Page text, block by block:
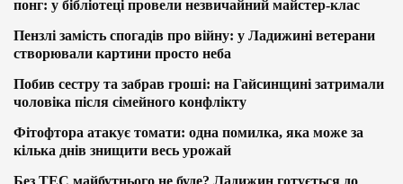
понг: у бібліотеці провели незвичайний майстер-клас
Пензлі замість спогадів про війну: у Ладижині ветерани
створювали картини просто неба
Побив сестру та забрав гроші: на Гайсинщині затримали
чоловіка після сімейного конфлікту
Фітофтора атакує томати: одна помилка, яка може за
кілька днів знищити весь урожай
Без ТЕС майбутнього не буде? Ладижин готується до